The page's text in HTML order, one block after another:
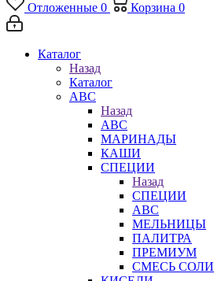
Отложенные 0 Корзина 0
Каталог
Назад
Каталог
АВС
Назад
АВС
МАРИНАДЫ
КАШИ
СПЕЦИИ
Назад
СПЕЦИИ
АВС
МЕЛЬНИЦЫ
ПАЛИТРА
ПРЕМИУМ
СМЕСЬ СОЛИ